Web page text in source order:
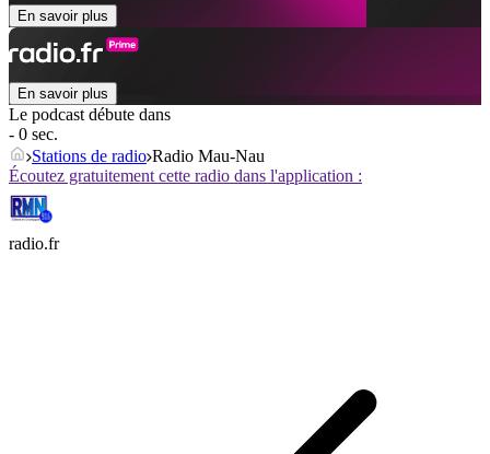
En savoir plus
En savoir plus
Le podcast débute dans
- 0 sec.
Stations de radio Radio Mau-Nau
Écoutez gratuitement cette radio dans l'application :
radio.fr